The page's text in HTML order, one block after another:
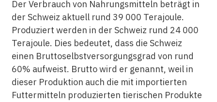
Der Verbrauch von Nahrungsmitteln beträgt in
der Schweiz aktuell rund 39 000 Terajoule.
Produziert werden in der Schweiz rund 24 000
Terajoule. Dies bedeutet, dass die Schweiz
einen Bruttoselbstversorgungsgrad von rund
60% aufweist. Brutto wird er genannt, weil in
dieser Produktion auch die mit importierten
Futtermitteln produzierten tierischen Produkte